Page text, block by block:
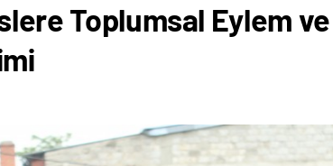
Toplumsal Eylem